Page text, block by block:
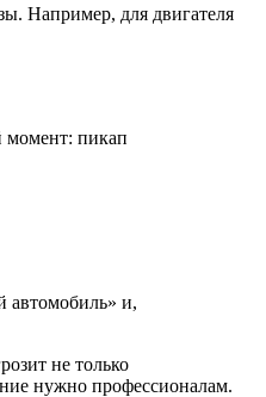
Например, для двигателя
момент: пикап
автомобиль» и,
не только
нужно профессионалам.